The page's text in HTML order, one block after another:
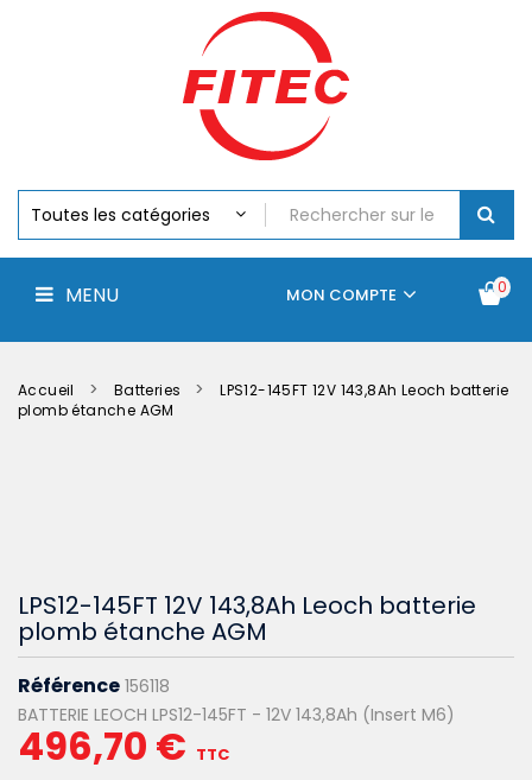
MENU 0
MON COMPTE
Chargeurs
Accus
Perceuse,
Visseuse
Batteries
Accueil Batteries
LPS12-145FT 12V 143,8Ah Leoch batterie
plomb étanche AGM
LPS12-145FT 12V 143,8Ah Leoch batterie
plomb étanche AGM
Référence 156118
BATTERIE LEOCH LPS12-145FT - 12V 143,8Ah (Insert M6)
496,70 € TTC